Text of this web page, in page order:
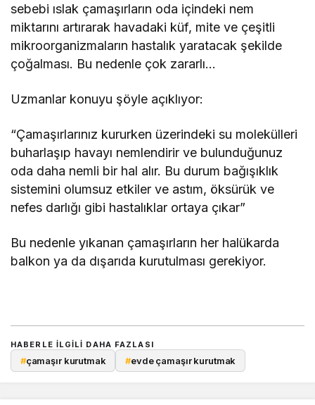
sebebi ıslak çamaşırların oda içindeki nem
miktarını artırarak havadaki küf, mite ve çeşitli
mikroorganizmaların hastalık yaratacak şekilde
çoğalması. Bu nedenle çok zararlı…
Uzmanlar konuyu şöyle açıklıyor:
“Çamaşırlarınız kururken üzerindeki su molekülleri
buharlaşıp havayı nemlendirir ve bulunduğunuz
oda daha nemli bir hal alır. Bu durum bağışıklık
sistemini olumsuz etkiler ve astım, öksürük ve
nefes darlığı gibi hastalıklar ortaya çıkar”
Bu nedenle yıkanan çamaşırların her halükarda
balkon ya da dışarıda kurutulması gerekiyor.
HABERLE ILGILI DAHA FAZLASI
#çamaşır kurutmak #evde çamaşır kurutmak